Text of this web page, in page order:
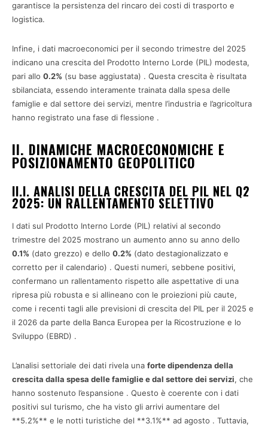
garantisce la persistenza del rincaro dei costi di trasporto e
logistica.
Infine, i dati macroeconomici per il secondo trimestre del 2025
indicano una crescita del Prodotto Interno Lorde (PIL) modesta,
pari allo 0.2% (su base aggiustata) . Questa crescita è risultata
sbilanciata, essendo interamente trainata dalla spesa delle
famiglie e dal settore dei servizi, mentre l’industria e l’agricoltura
hanno registrato una fase di flessione .
II. DINAMICHE MACROECONOMICHE E
POSIZIONAMENTO GEOPOLITICO
II.I. ANALISI DELLA CRESCITA DEL PIL NEL Q2
2025: UN RALLENTAMENTO SELETTIVO
I dati sul Prodotto Interno Lorde (PIL) relativi al secondo
trimestre del 2025 mostrano un aumento anno su anno dello
0.1% (dato grezzo) e dello 0.2% (dato destagionalizzato e
corretto per il calendario) . Questi numeri, sebbene positivi,
confermano un rallentamento rispetto alle aspettative di una
ripresa più robusta e si allineano con le proiezioni più caute,
come i recenti tagli alle previsioni di crescita del PIL per il 2025 e
il 2026 da parte della Banca Europea per la Ricostruzione e lo
Sviluppo (EBRD) .
L’analisi settoriale dei dati rivela una forte dipendenza della
crescita dalla spesa delle famiglie e dal settore dei servizi, che
hanno sostenuto l’espansione . Questo è coerente con i dati
positivi sul turismo, che ha visto gli arrivi aumentare del
**5.2%** e le notti turistiche del **3.1%** ad agosto . Tuttavia,